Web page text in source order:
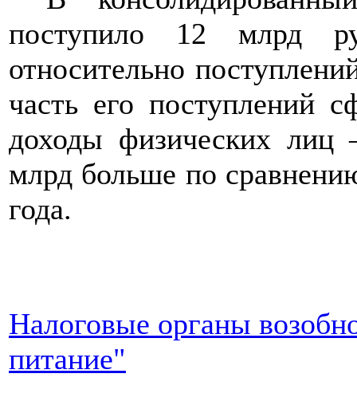
поступило 12 млрд
относительно
часть его поступлений
доходы физических
млрд больше по
года.
Налоговые органы
питание"